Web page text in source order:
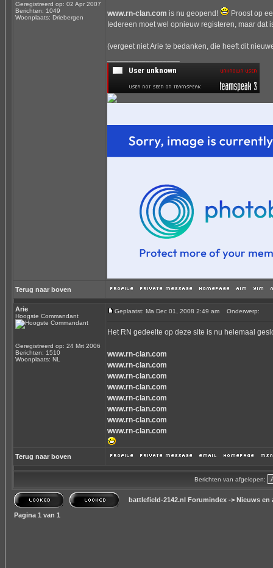
Geregistreerd op: 02 Apr 2007
Berichten: 1049
Woonplaats: Driebergen
www.rn-clan.com is nu geopend!
Proost op
Iedereen moet wel opnieuw registeren, maar dat
(vergeet niet Arie te bedanken, die heeft dit
Terug naar boven
Arie
Hoogste Commandant
Geregistreerd op: 24 Mrt 2006
Berichten: 1510
Woonplaats: NL
Geplaatst: Ma Dec 01, 2008 2:49 am Onderwerp:
Het RN gedeelte op deze site is nu helemaal
www.rn-clan.com
www.rn-clan.com
www.rn-clan.com
www.rn-clan.com
www.rn-clan.com
www.rn-clan.com
www.rn-clan.com
www.rn-clan.com
Terug naar boven
Berichten van afgelopen:
battlefield-2142.nl Forumindex -> Nieuws en
Pagina 1 van 1